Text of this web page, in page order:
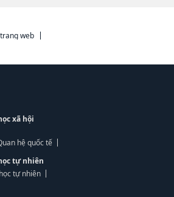
web
xã hội
hệ quốc tế
tự nhiên
tự nhiên